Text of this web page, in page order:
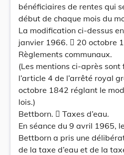
bénéficiaires de rentes qui
début de chaque mois du
La modification ci-dessus
janvier 1966.  20 octobre
Règlements communaux.
(Les mentions ci-après
l’article 4 de l’arrêté royal
octobre 1842 réglant le
lois.)
Bettborn.  Taxes d’eau.
En séance du 9 avril 1965,
Bettborn a pris une
de la taxe d’eau et de la